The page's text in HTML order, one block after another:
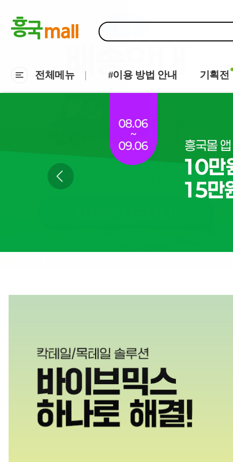
전체메뉴 #이용 방법 안내 기획전